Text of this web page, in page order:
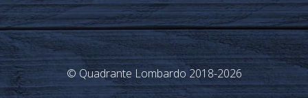
© Quadrante Lombardo 2018-2026